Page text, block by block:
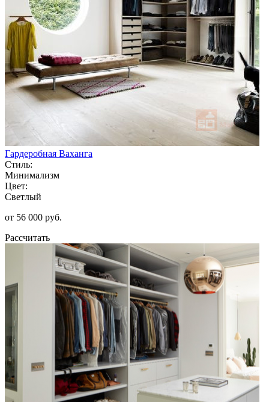
Гардеробная Ваханга
Стиль:
Минимализм
Цвет:
Светлый
от 56 000 руб.
Рассчитать